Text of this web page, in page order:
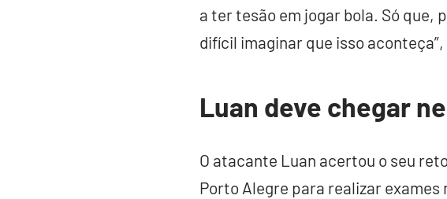
a ter tesão em jogar bola. Só que,
difícil imaginar que isso aconteça”,
Luan deve chegar
O atacante Luan acertou o seu
Porto Alegre para realizar